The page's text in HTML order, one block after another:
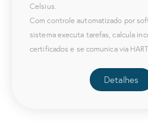
Celsius.
Com controle automatizado por
sistema executa tarefas, calcula
certificados e se comunica via
Detalhes